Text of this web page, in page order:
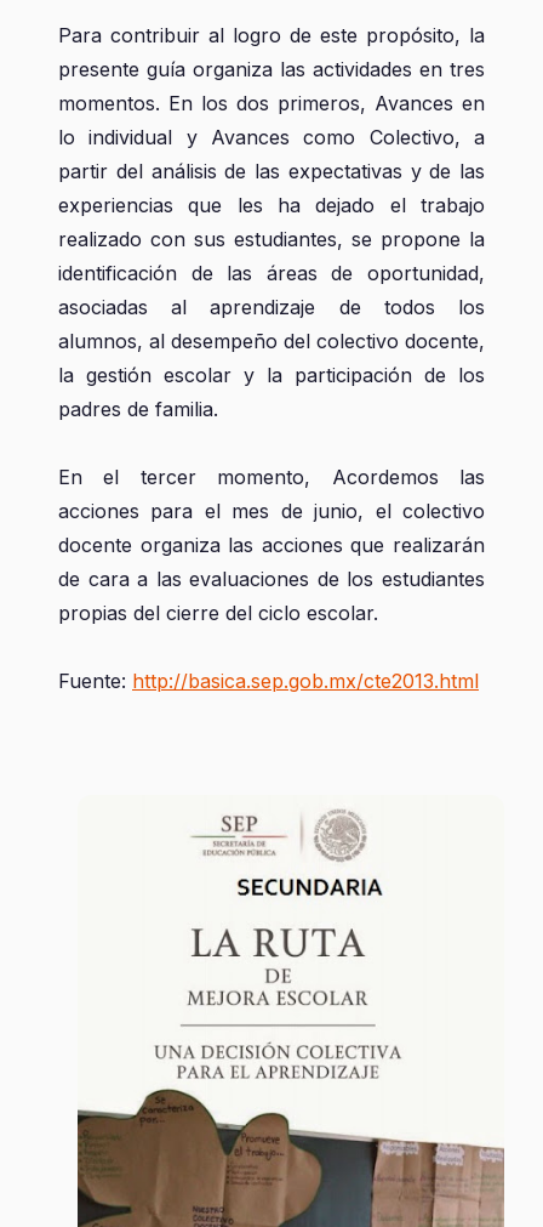
Para contribuir al logro de este propósito, la
presente guía organiza las actividades en tres
momentos. En los dos primeros, Avances en
lo individual y Avances como Colectivo, a
partir del análisis de las expectativas y de las
experiencias que les ha dejado el trabajo
realizado con sus estudiantes, se propone la
identificación de las áreas de oportunidad,
asociadas al aprendizaje de todos los
alumnos, al desempeño del colectivo docente,
la gestión escolar y la participación de los
padres de familia.
En el tercer momento, Acordemos las
acciones para el mes de junio, el colectivo
docente organiza las acciones que realizarán
de cara a las evaluaciones de los estudiantes
propias del cierre del ciclo escolar.
Fuente: http://basica.sep.gob.mx/cte2013.html